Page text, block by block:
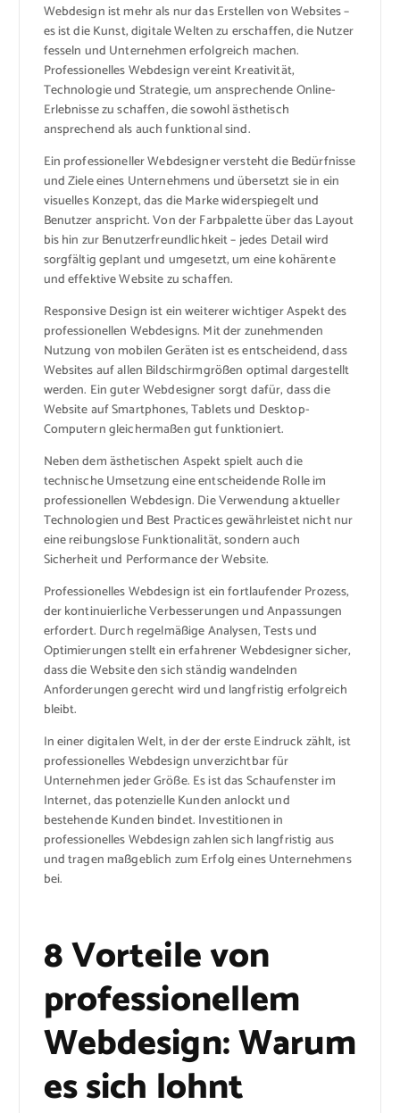
Webdesign ist mehr als nur das Erstellen von Websites –
es ist die Kunst, digitale Welten zu erschaffen, die Nutzer
fesseln und Unternehmen erfolgreich machen.
Professionelles Webdesign vereint Kreativität,
Technologie und Strategie, um ansprechende Online-
Erlebnisse zu schaffen, die sowohl ästhetisch
ansprechend als auch funktional sind.
Ein professioneller Webdesigner versteht die Bedürfnisse
und Ziele eines Unternehmens und übersetzt sie in ein
visuelles Konzept, das die Marke widerspiegelt und
Benutzer anspricht. Von der Farbpalette über das Layout
bis hin zur Benutzerfreundlichkeit – jedes Detail wird
sorgfältig geplant und umgesetzt, um eine kohärente
und effektive Website zu schaffen.
Responsive Design ist ein weiterer wichtiger Aspekt des
professionellen Webdesigns. Mit der zunehmenden
Nutzung von mobilen Geräten ist es entscheidend, dass
Websites auf allen Bildschirmgrößen optimal dargestellt
werden. Ein guter Webdesigner sorgt dafür, dass die
Website auf Smartphones, Tablets und Desktop-
Computern gleichermaßen gut funktioniert.
Neben dem ästhetischen Aspekt spielt auch die
technische Umsetzung eine entscheidende Rolle im
professionellen Webdesign. Die Verwendung aktueller
Technologien und Best Practices gewährleistet nicht nur
eine reibungslose Funktionalität, sondern auch
Sicherheit und Performance der Website.
Professionelles Webdesign ist ein fortlaufender Prozess,
der kontinuierliche Verbesserungen und Anpassungen
erfordert. Durch regelmäßige Analysen, Tests und
Optimierungen stellt ein erfahrener Webdesigner sicher,
dass die Website den sich ständig wandelnden
Anforderungen gerecht wird und langfristig erfolgreich
bleibt.
In einer digitalen Welt, in der der erste Eindruck zählt, ist
professionelles Webdesign unverzichtbar für
Unternehmen jeder Größe. Es ist das Schaufenster im
Internet, das potenzielle Kunden anlockt und
bestehende Kunden bindet. Investitionen in
professionelles Webdesign zahlen sich langfristig aus
und tragen maßgeblich zum Erfolg eines Unternehmens
bei.
8 Vorteile von
professionellem
Webdesign: Warum
es sich lohnt